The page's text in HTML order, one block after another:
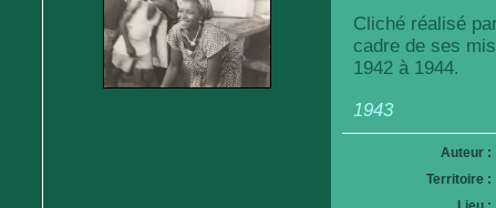
Cliché réalisé
cadre de ses
1942 à 1944.
1943
Auteur :
Territoire :